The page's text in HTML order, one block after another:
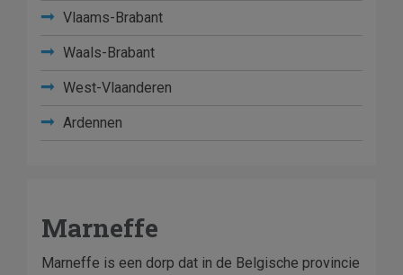
Vlaams-Brabant
Waals-Brabant
West-Vlaanderen
Ardennen
Marneffe
Marneffe is een dorp dat in de Belgische provincie